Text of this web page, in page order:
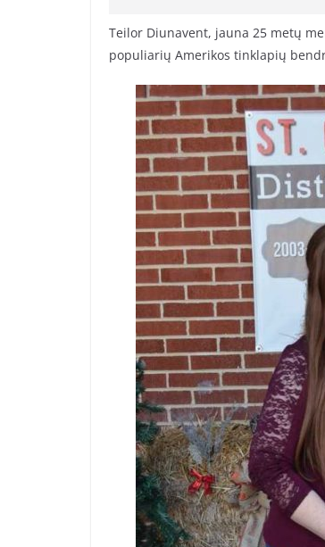
Teilor Diunavent, jauna 25 metų
populiarių Amerikos tinklapių